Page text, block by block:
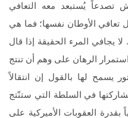
تصدعاً يُستبعد معه التعافي
تعافي الأوطان نفسها؛ فما هي
يجافي المرء الحقيقة إذا قال
استمرار الرهان على وهم أن تنتج
يسمح لها بالقول إن انتقالاً
في السلطة التي ستنّتج
بقدرة العقوبات الأميركية على